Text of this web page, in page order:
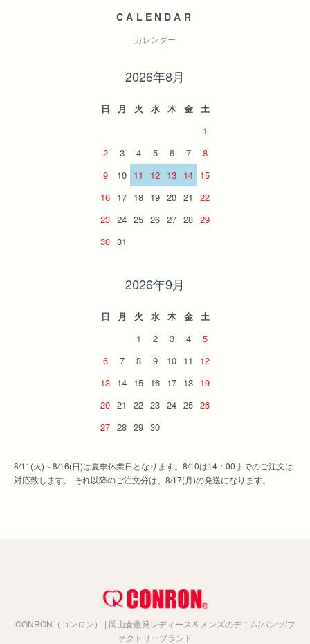
CALENDAR
カレンダー
2026年8月
日 月 火 水 木 金
土
1
2
3 4 5 6 7
8
9
10 11 12 13 14 15
16 17 18 19 20 21
22
23 24 25 26 27 28 29
30 31
2026年9月
日 月 火 水 木 金
土
1
2 3 4
5
6
7 8 9 10 11
12
13 14 15 16 17 18 19
20 21 22 23 24 25 26
27 28 29 30
8/11(火)～8/16(日)は夏季休業日となります。8/10は14：00までのご注文は
対応致します。 それ以降のご注文分は、8/17(月)の発送になります。
CONRON（コンロン） | 岡山倉敷発レディース＆メンズのデニム/パンツ/フ
ァクトリーブランド